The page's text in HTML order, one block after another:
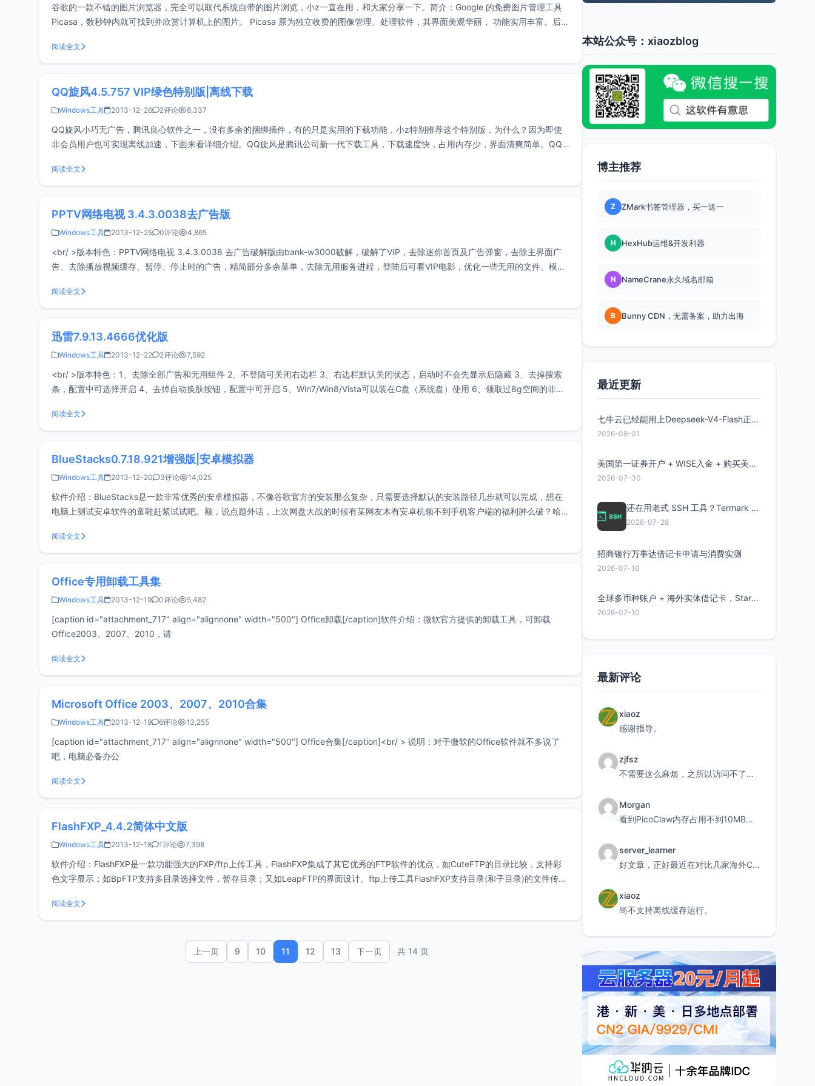
谷歌的一款不错的图片浏览器，完全可以取代系统自带的图片浏览，小z一直在用，和大家分享一下。简介：Google 的免费图片管理工具
Picasa，数秒钟内就可找到并欣赏计算机上的图片。 Picasa 原为独立收费的图像管理、处理软件，其界面美观华丽， 功能实用丰富。后来
阅读全文
QQ旋风4.5.757 VIP绿色特别版|离线下载
Windows工具 2013-12-26 2评论 8,337
QQ旋风小巧无广告，腾讯良心软件之一，没有多余的捆绑插件，有的只是实用的下载功能，小z特别推荐这个特别版，为什么？因为即使
非会员用户也可实现离线加速，下面来看详细介绍。QQ旋风是腾讯公司新一代下载工具，下载速度快，占用内存少，界面清爽简单。QQ
阅读全文
PPTV网络电视 3.4.3.0038去广告版
Windows工具 2013-12-25 0评论 4,865
<br/ >版本特色：PPTV网络电视 3.4.3.0038 去广告破解版由bank-w3000破解，破解了VIP，去除迷你首页及广告弹窗，去除主界面广
告、去除播放视频缓存、暂停、停止时的广告，精简部分多余菜单，去除无用服务进程，登陆后可看VIP电影，优化一些无用的文件、模
阅读全文
迅雷7.9.13.4666优化版
Windows工具 2013-12-22 2评论 7,592
<br/ >版本特色：1、去除全部广告和无用组件 2、不登陆可关闭右边栏 3、右边栏默认关闭状态，启动时不会先显示后隐藏 3、去掉搜索
条，配置中可选择开启 4、去掉自动换肤按钮，配置中可开启 5、Win7/Win8/Vista可以装在C盘（系统盘）使用 6、领取过8g空间的非会
阅读全文
BlueStacks0.7.18.921增强版|安卓模拟器
Windows工具 2013-12-20 3评论 14,025
软件介绍：BlueStacks是一款非常优秀的安卓模拟器，不像谷歌官方的安装那么复杂，只需要选择默认的安装路径几步就可以完成，想在
电脑上测试安卓软件的童鞋赶紧试试吧。额，说点题外话，上次网盘大战的时候有某网友木有安卓机领不到手机客户端的福利肿么破？哈
阅读全文
Office专用卸载工具集
Windows工具 2013-12-19 0评论 5,482
[caption id="attachment_717" align="alignnone" width="500"] Office卸载[/caption]软件介绍：微软官方提供的卸载工具，可卸载
Office2003、2007、2010，请
阅读全文
Microsoft Office 2003、2007、2010合集
Windows工具 2013-12-19 6评论 13,255
[caption id="attachment_717" align="alignnone" width="500"] Office合集[/caption]<br/ > 说明：对于微软的Office软件就不多说了
吧，电脑必备办公
阅读全文
FlashFXP_4.4.2简体中文版
Windows工具 2013-12-18 1评论 7,398
软件介绍：FlashFXP是一款功能强大的FXP/ftp上传工具，FlashFXP集成了其它优秀的FTP软件的优点，如CuteFTP的目录比较，支持彩
色文字显示；如BpFTP支持多目录选择文件，暂存目录；又如LeapFTP的界面设计。ftp上传工具FlashFXP支持目录(和子目录)的文件传
阅读全文
上一页 9 10 11 12 13 下一页 共 14 页
本站公众号：xiaozblog
博主推荐
Z ZMark书签管理器，买一送一
H HexHub运维&开发利器
N NameCrane永久域名邮箱
B Bunny CDN，无需备案，助力出海
最近更新
七牛云已经能用上Deepseek-V4-Flash正式版了，点此领取300万Token
2026-08-01
美国第一证券开户 + WISE入金 + 购买美股全流程分享
2026-07-30
还在用老式 SSH 工具？Termark 新一代跨平台智能SSH客户端了解一下
2026-07-28
招商银行万事达借记卡申请与消费实测
2026-07-16
全球多币种账户 + 海外实体借记卡，Starryblu开户教程与注意事项
2026-07-10
最新评论
xiaoz
感谢指导。
zjfsz
不需要这么麻烦，之所以访问不了，是由于非对称路由的问题，在爱快主路由添加一条静态路由192.168.
Morgan
看到PicoClaw内存占用不到10MB这个数据真的很惊喜，确实很适合我这种想用旧设备折腾AI的小白
server_learner
好文章，正好最近在对比几家海外CDN。文中提到CF免费版不支持自定义回源端口和HOST这个痛点太真实
xiaoz
尚不支持离线缓存运行。